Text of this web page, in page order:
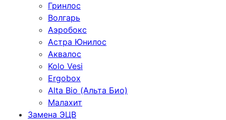
Гринлос
Волгарь
Аэробокс
Астра Юнилос
Аквалос
Kolo Vesi
Ergobox
Alta Bio (Альта Био)
Малахит
Замена ЭЦВ